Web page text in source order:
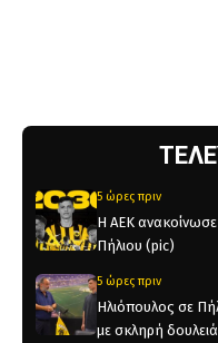
5 ώρες πριν
Η ΑΕΚ
Πήλιου (pic)
5 ώρες πριν
Ηλιόπουλος σε
με σκληρή